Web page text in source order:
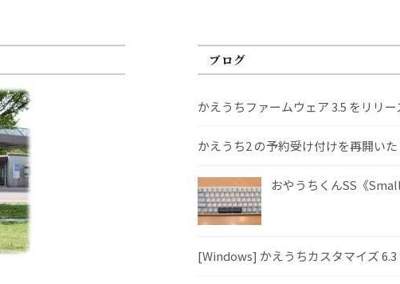
ブログ
かえうちファームウェア 3.5 をリリ
かえうち2 の予約受け付けを再開い
おやうちくんSS《
[Windows] かえうちカスタマイズ